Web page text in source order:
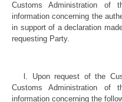
Customs Administration of
information concerning the
in support of a declaration
requesting Party.
l. Upon request of the
Customs Administration of
information concerning the